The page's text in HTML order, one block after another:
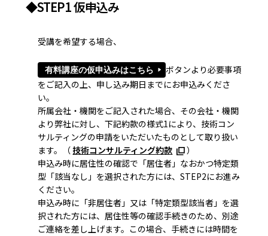
◆STEP1 仮申込み
受講を希望する場合、
有料講座の仮申込みはこちら
ボタンより必要事項
をご記入の上、申し込み期日までにお申込みくださ
い。
所属会社・機関をご記入された場合、その会社・機関
より弊社に対し、下記約款の様式1により、技術コン
サルティングの申請をいただいたものとして取り扱い
ます。（技術コンサルティング約款
）
申込み時に居住性の確認で「居住者」なおかつ特定類
型「該当なし」を選択された方には、STEP2にお進み
ください。
申込み時に「非居住者」又は「特定類型該当者」を選
択された方には、居住性等の確認手続きのため、別途
ご連絡を差し上げます。この場合、手続きには時間を